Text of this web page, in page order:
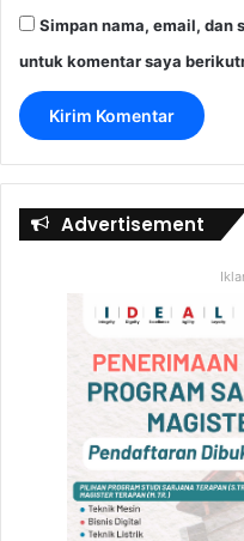
Simpan nama, email, dan
untuk komentar saya
Advertisement